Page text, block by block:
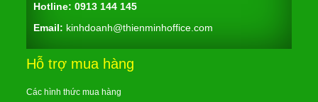
Hotline: 0913 144 145
Email: kinhdoanh@thienminhoffice.com
Hỗ trợ mua hàng
Các hình thức mua hàng